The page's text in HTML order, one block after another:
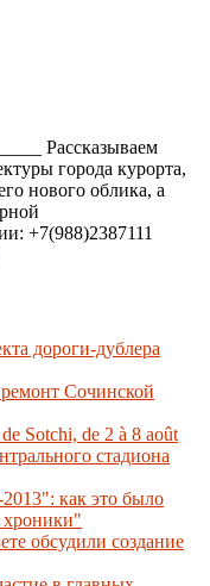
Рассказываем
города курорта,
нового облика, а
+7(988)2387111
дороги-дублера
Сочинской
Sotchi, de 2 à 8 août
стадиона
как это было
обсудили создание